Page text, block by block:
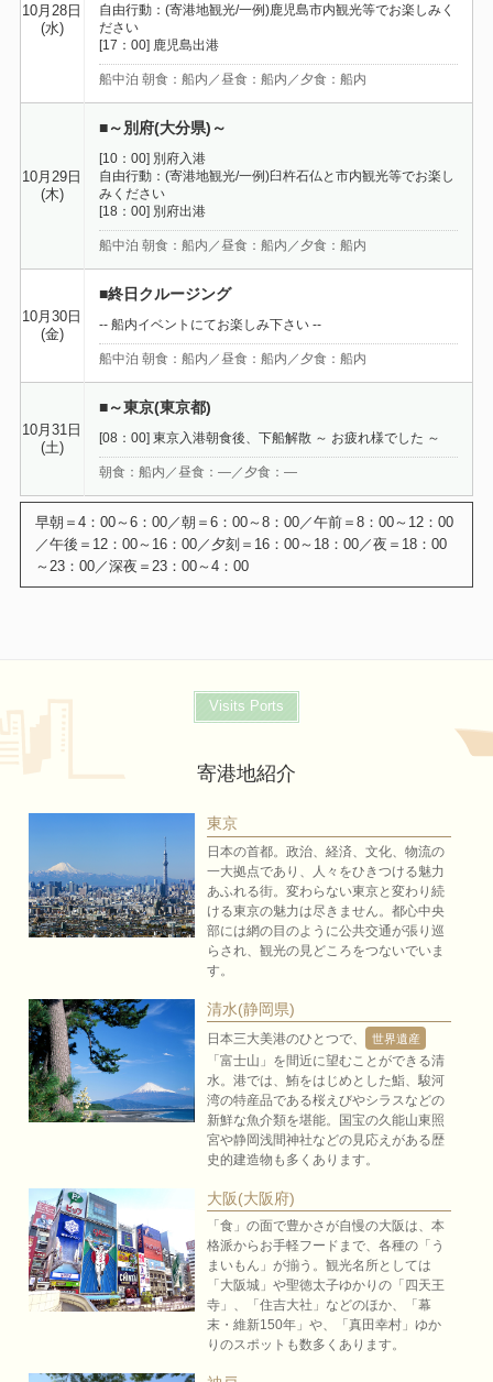
10月28日
(水)
自由行動：(寄港地観光/一例)鹿児島市内観光等でお楽しみく
ださい
[17：00] 鹿児島出港
船中泊 朝食：船内／昼食：船内／夕食：船内
10月29日
(木)
■～別府(大分県)～
[10：00] 別府入港
自由行動：(寄港地観光/一例)臼杵石仏と市内観光等でお楽し
みください
[18：00] 別府出港
船中泊 朝食：船内／昼食：船内／夕食：船内
10月30日
(金)
■終日クルージング
-- 船内イベントにてお楽しみ下さい --
船中泊 朝食：船内／昼食：船内／夕食：船内
10月31日
(土)
■～東京(東京都)
[08：00] 東京入港朝食後、下船解散 ～ お疲れ様でした ～
朝食：船内／昼食：―／夕食：―
Visits Ports
寄港地紹介
東京
日本の首都。政治、経済、文化、物流の
一大拠点であり、人々をひきつける魅力
あふれる街。変わらない東京と変わり続
ける東京の魅力は尽きません。都心中央
部には網の目のように公共交通が張り巡
らされ、観光の見どころをつないでいま
す。
清水(静岡県)
日本三大美港のひとつで、 世界遺産
「富士山」を間近に望むことができる清
水。港では、鮪をはじめとした鮨、駿河
湾の特産品である桜えびやシラスなどの
新鮮な魚介類を堪能。国宝の久能山東照
宮や静岡浅間神社などの見応えがある歴
史的建造物も多くあります。
大阪(大阪府)
「食」の面で豊かさが自慢の大阪は、本
格派からお手軽フードまで、各種の「う
まいもん」が揃う。観光名所としては
「大阪城」や聖徳太子ゆかりの「四天王
寺」、「住吉大社」などのほか、「幕
末・維新150年」や、「真田幸村」ゆか
りのスポットも数多くあります。